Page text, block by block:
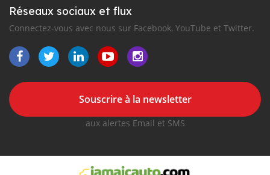
Réseaux sociaux et flux
Connectez-vous avec nous sur Facebook, YouTube et Twitter.
Souscrire à la newsletter
aux alertes Email et SMS